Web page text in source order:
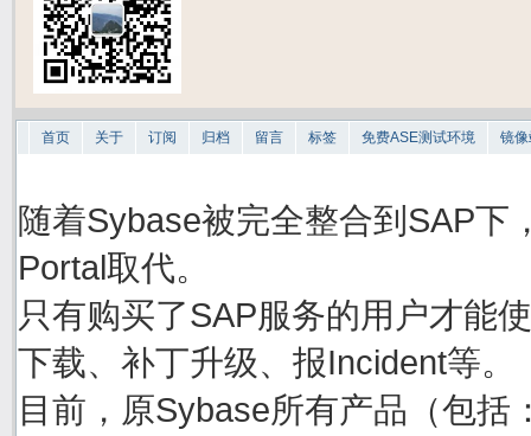
首页 关于 订阅 归档 留言 标签 免费ASE测试环境 镜
随着Sybase被完全整合到SAP下
Portal取代。
只有购买了SAP服务的用户才能
下载、补丁升级、报Incident等。
目前，原Sybase所有产品（包